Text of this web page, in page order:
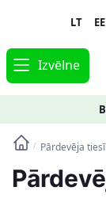
navigation
content
LT
Izvēlne
/ Pārdevēja